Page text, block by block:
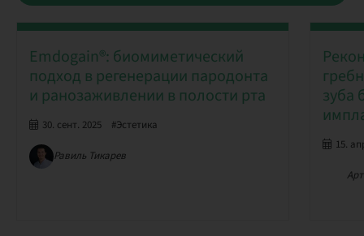
Emdogain®: биомиметический
подход в регенерации пародонта
и ранозаживлении в полости рта
30. сент. 2025 #Эстетика
Равиль Тикарев
зуба
15.